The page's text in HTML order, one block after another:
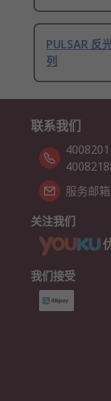
PULSAR 反
列
联系我们
服务邮
关注我们
我们接受